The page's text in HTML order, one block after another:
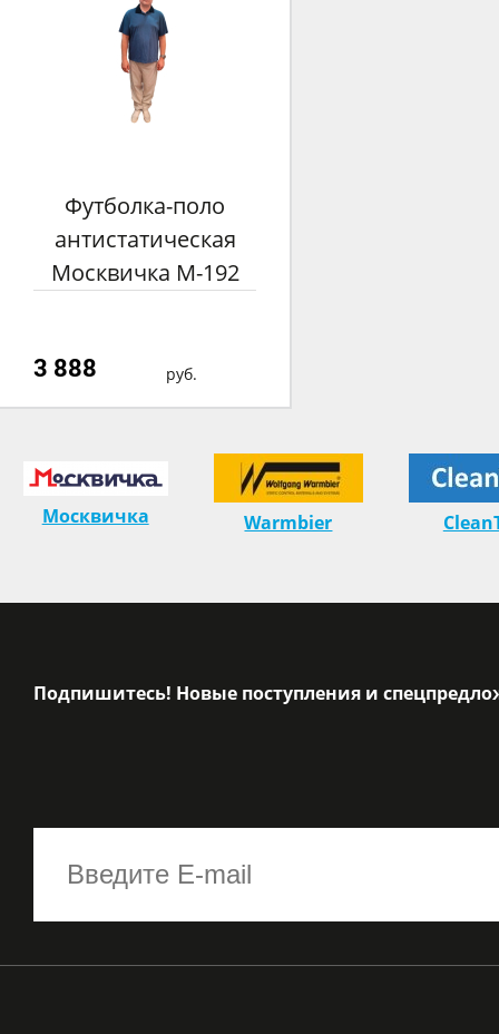
Футболка-поло
антистатическая
Москвичка М-192
3 888 руб.
Москвичка Warmbier
Подпишитесь! Новые поступления и